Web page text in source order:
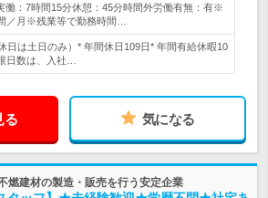
働：7時間15分休憩：45分時間外労働有無：有※
／月※残業等で勤務時間…
日は土日のみ）* 年間休日109日* 年間有給休暇10
日数は、入社…
る 気になる
燃建材の製造・販売を行う安定企業